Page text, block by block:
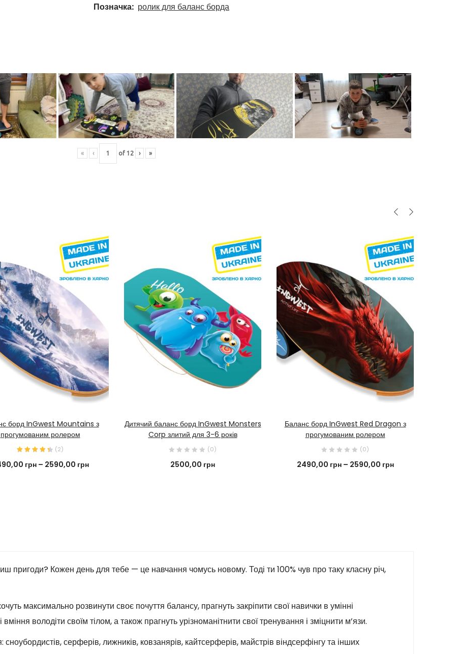
Позначка: ролик для баланс борда
« ‹ of 12 › »
борд InGwest Mountains з
прогумованим ролером
(2)
грн– 2590,00 грн
Дитячий баланс борд InGwest Monsters
Corp злитий для 3-6 років
(0)
2500,00 грн
Баланс борд InGwest Red Dragon з
прогумованим ролером
(0)
2490,00 грн– 2590,00 грн
пригоди? Кожен день для тебе — це навчання чомусь новому. Тоді ти 100% чув про таку класну річ,
максимально розвинути своє почуття балансу, прагнуть закріпити свої навички в умінні
володіти своїм тілом, а також прагнуть урізноманітнити свої тренування і зміцнити м’язи.
серферів, лижників, ковзанярів, кайтсерферів, майстрів віндсерфінгу та інших